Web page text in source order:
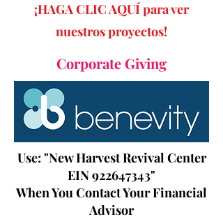
¡HAGA CLIC AQUÍ para ver
nuestros proyectos!
Corporate Giving
Use: "New Harvest Revival Center
EIN922647343"
When YouContact Your Financial
Advisor